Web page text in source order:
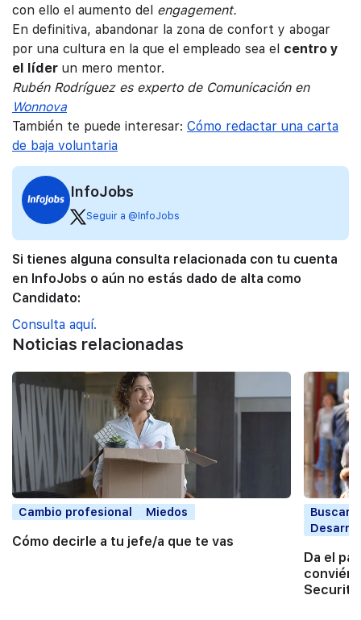
con ello el aumento del engagement.
En definitiva, abandonar la zona de confort y abogar
por una cultura en la que el empleado sea el centro y
el líder un mero mentor.
Rubén Rodríguez es experto de Comunicación en
Wonnova
También te puede interesar: Cómo redactar una carta
de baja voluntaria
InfoJobs
Seguir a @InfoJobs
Si tienes alguna consulta relacionada con tu cuenta
en InfoJobs o aún no estás dado de alta como
Candidato:
Consulta aquí.
Noticias relacionadas
Cambio profesional Miedos
Cómo decirle a tu jefe/a que te vas
Buscar
Da el